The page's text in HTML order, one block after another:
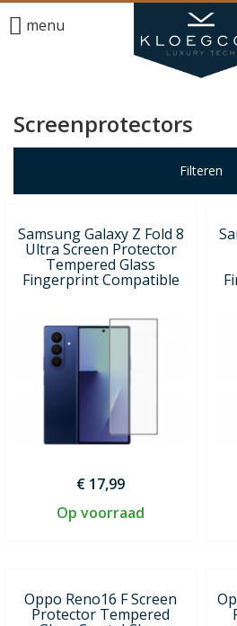
menu
Screenprotectors
Filteren
Samsung Galaxy Z Fold 8
Ultra Screen Protector
Tempered Glass
Fingerprint Compatible
€ 17,99
Op voorraad
Oppo Reno16 F Screen
Protector Tempered